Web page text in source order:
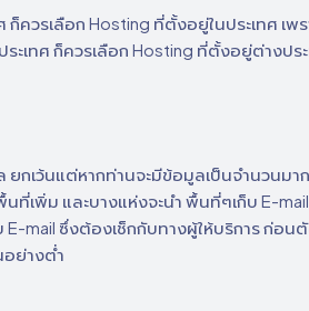
ควรเลือก Hosting ที่ตั้งอยู่ในประเทศ เ
ทศ ก็ควรเลือก Hosting ที่ตั้งอยู่ต่างปร
เว้นแต่หากท่านจะมีข้อมูลเป็นจำนวนมา
ที่เพิ่ม และบางแห่งจะนำ พื้นที่ๆเก็บ E-
mail ซึ่งต้องเช็กกับทางผู้ให้บริการ ก่อ
อย่างต่ำ